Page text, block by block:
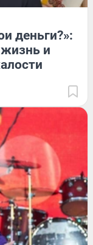
деньги?»:
и